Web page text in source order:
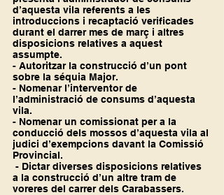
d’aquesta vila referents a les
introduccions i recaptació verificades
durant el darrer mes de març i altres
disposicions relatives a aquest
assumpte.
- Autoritzar la construcció d’un pont
sobre la séquia Major.
- Nomenar l’interventor de
l’administració de consums d’aquesta
vila.
- Nomenar un comissionat per a la
conducció dels mossos d’aquesta vila al
judici d’exempcions davant la Comissió
Provincial.
- Dictar diverses disposicions relatives
a la construcció d’un altre tram de
voreres del carrer dels Carabassers.